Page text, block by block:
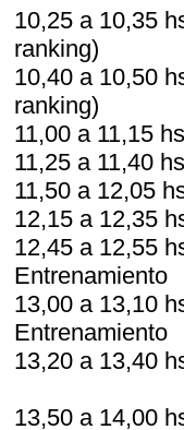
10,25 a
ranking)
10,40 a
ranking)
11,00 a
11,25 a
11,50 a
12,15 a
12,45 a
13,00 a
13,20 a
13,50 a